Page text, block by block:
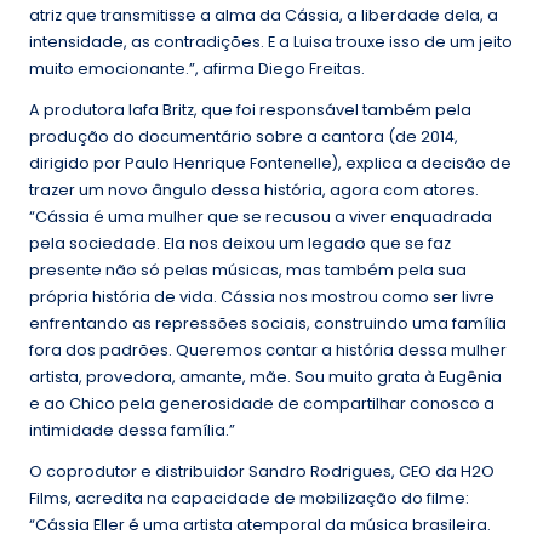
atriz que transmitisse a alma da Cássia, a liberdade dela, a
intensidade, as contradições. E a Luisa trouxe isso de um jeito
muito emocionante.”, afirma Diego Freitas.
A produtora Iafa Britz, que foi responsável também pela
produção do documentário sobre a cantora (de 2014,
dirigido por Paulo Henrique Fontenelle), explica a decisão de
trazer um novo ângulo dessa história, agora com atores.
“Cássia é uma mulher que se recusou a viver enquadrada
pela sociedade. Ela nos deixou um legado que se faz
presente não só pelas músicas, mas também pela sua
própria história de vida. Cássia nos mostrou como ser livre
enfrentando as repressões sociais, construindo uma família
fora dos padrões. Queremos contar a história dessa mulher
artista, provedora, amante, mãe. Sou muito grata à Eugênia
e ao Chico pela generosidade de compartilhar conosco a
intimidade dessa família.”
O coprodutor e distribuidor Sandro Rodrigues, CEO da H2O
Films, acredita na capacidade de mobilização do filme:
“Cássia Eller é uma artista atemporal da música brasileira.